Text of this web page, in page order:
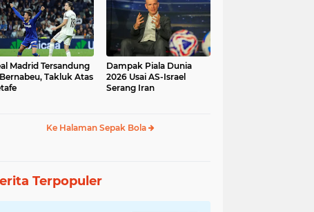
Madrid Tersandung
Takluk Atas
Dampak Piala Dunia
2026 Usai AS-Israel
Serang Iran
Ke Halaman Sepak Bola
Terpopuler